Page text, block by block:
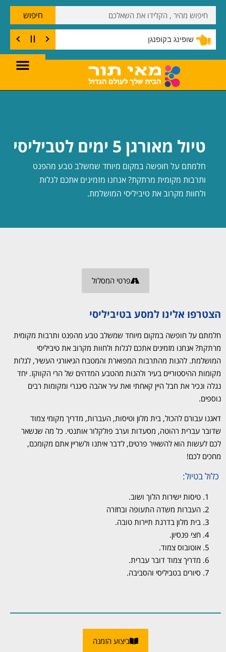
שופינג בקופנגן
חיפוש
טיול מאורגן 5 ימים לטביליסי
חלמתם על חופשה במקום מיוחד שמשלב טבע מהפנט
ותרבות מקומית מרתקת? אנחנו מזמינים אתכם לגלות
ולחוות מקרוב את טיביליסי המושלמת.
פרטי המסלול
הצטרפו אלינו למסע בטיביליסי
חלמתם על חופשה במקום מיוחד שמשלב טבע מהפנט ותרבות מקומית
מרתקת? אנחנו מזמינים אתכם לגלות ולחוות מקרוב את טיביליסי
המושלמת. להנות מהתרבות המפוארת והמטבח הגיאורגי העשיר, לגלות
מקומות ההיסטוריים בעיר ולהנות מהטבע המדהים של הרי הקווקז. יחד
נגלה ונכיר את חבל היין קאחתי ואת עיר אהבה סיגנרי ומקומות רבים
נוספים.
דאגנו עבורם להכול, בית מלון וטיסות, העברות, מדריך מקומי צמוד
שדובר עברית רהוטה, מסעדות וערב פולקלור אותנטי. כל מה שנשאר
לכם לעשות הוא להשאיר פרטים, לדבר איתנו ולשריין אתם מקומכם,
מחכים לכם!
כלול בטיול:
טיסות ישירות הלוך ושוב.
העברות משדה התעופה ובחזרה
בית מלון בדרגת תיירות טובה.
חצי פנסיון.
אוטובוס צמוד.
מדריך צמוד דובר עברית.
סיורים בטביליסי והסביבה.
ביצוע הזמנה